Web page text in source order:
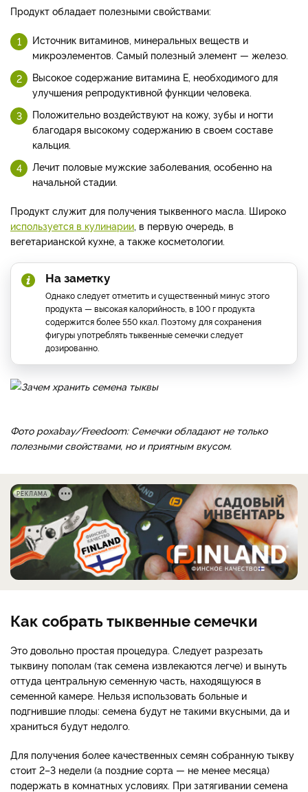
Продукт обладает полезными свойствами:
Источник витаминов, минеральных веществ и
микроэлементов. Самый полезный элемент — железо.
Высокое содержание витамина Е, необходимого для
улучшения репродуктивной функции человека.
Положительно воздействуют на кожу, зубы и ногти
благодаря высокому содержанию в своем составе
кальция.
Лечит половые мужские заболевания, особенно на
начальной стадии.
Продукт служит для получения тыквенного масла. Широко
используется в кулинарии , в первую очередь, в
вегетарианской кухне, а также косметологии.
На заметку
Однако следует отметить и существенный минус этого
продукта — высокая калорийность, в 100 г продукта
содержится более 550 ккал. Поэтому для сохранения
фигуры употреблять тыквенные семечки следует
дозированно.
Фото poxabay/Freedoom: Семечки обладают не только
полезными свойствами, но и приятным вкусом.
РЕКЛАМА
Как собрать тыквенные семечки
Это довольно простая процедура. Следует разрезать
тыквину пополам (так семена извлекаются легче) и вынуть
оттуда центральную семенную часть, находящуюся в
семенной камере. Нельзя использовать больные и
подгнившие плоды: семена будут не такими вкусными, да и
храниться будут недолго.
Для получения более качественных семян собранную тыкву
стоит 2–3 недели (а поздние сорта — не менее месяца)
подержать в комнатных условиях. При затягивании семена